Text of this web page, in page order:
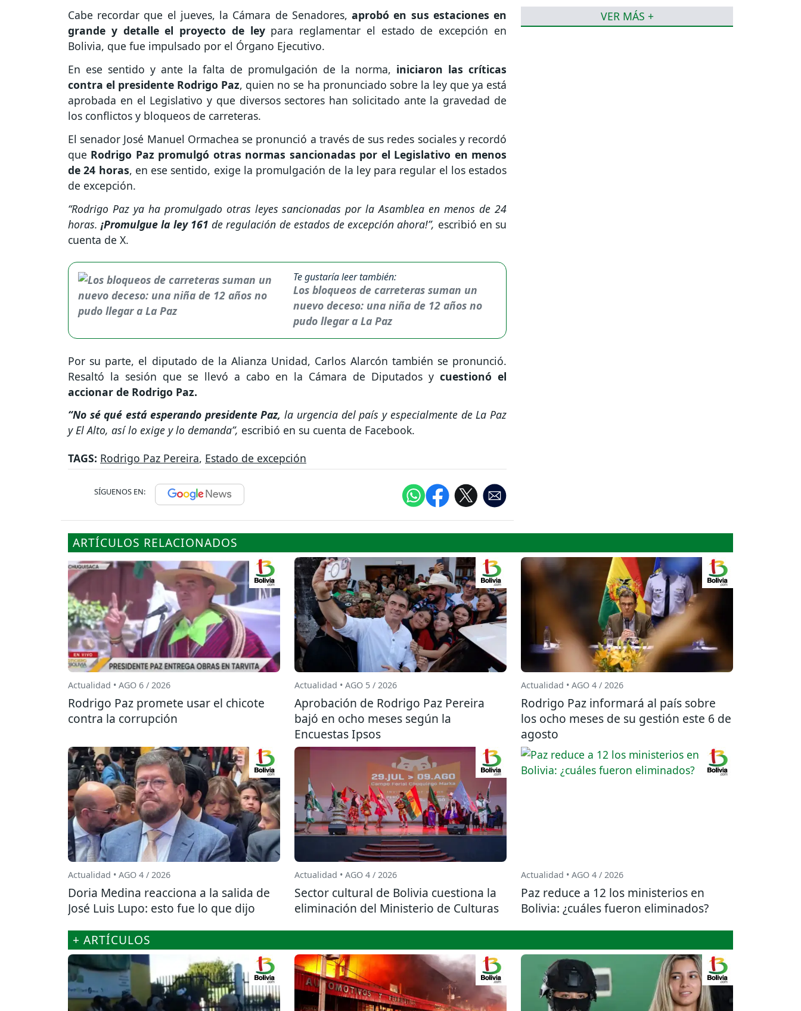
Cabe recordar que el jueves, la Cámara de Senadores,aprobó en sus estaciones en
grande y detalle el proyecto de ley para reglamentar el estado de excepción en
Bolivia, que fue impulsado por el Órgano Ejecutivo.
En ese sentido y ante la falta de promulgación de la norma, iniciaron las críticas
contra el presidente Rodrigo Paz, quien no se ha pronunciado sobre la ley que ya está
aprobada en el Legislativo y que diversos sectores han solicitado ante la gravedad de
los conflictos y bloqueos de carreteras.
El senador José Manuel Ormachea se pronunció a través de sus redes sociales y recordó
que Rodrigo Paz promulgó otras normas sancionadas por el Legislativo en menos
de 24 horas, en ese sentido, exige la promulgación de la ley para regular el los estados
de excepción.
“Rodrigo Paz ya ha promulgado otras leyes sancionadas por la Asamblea en menos de 24
horas.¡Promulgue la ley 161 de regulación de estados de excepción ahora!”, escribió en su
cuenta de X.
Te gustaría leer también:
Los bloqueos de carreteras suman un
nuevo deceso: una niña de 12 años no
pudo llegar a La Paz
Por su parte, el diputado de la Alianza Unidad, Carlos Alarcón también se pronunció.
Resaltó la sesión que se llevó a cabo en la Cámara de Diputados ycuestionó el
accionar de Rodrigo Paz.
“No sé qué está esperando presidente Paz, la urgencia del país y especialmente de La Paz
y El Alto, así lo exige y lo demanda”, escribió en su cuenta de Facebook.
TAGS: Rodrigo Paz Pereira, Estado de excepción
SÍGUENOS EN:
VER MÁS +
ARTÍCULOS RELACIONADOS
Actualidad • AGO 6 / 2026
Rodrigo Paz promete usar el chicote
contra la corrupción
Actualidad • AGO 5 / 2026
Aprobación de Rodrigo Paz Pereira
bajó en ocho meses según la
Encuestas Ipsos
Actualidad • AGO 4 / 2026
Rodrigo Paz informará al país sobre
los ocho meses de su gestión este 6 de
agosto
Actualidad • AGO 4 / 2026
Doria Medina reacciona a la salida de
José Luis Lupo: esto fue lo que dijo
Actualidad • AGO 4 / 2026
Sector cultural de Bolivia cuestiona la
eliminación del Ministerio de Culturas
Actualidad • AGO 4 / 2026
Paz reduce a 12 los ministerios en
Bolivia: ¿cuáles fueron eliminados?
+ ARTÍCULOS